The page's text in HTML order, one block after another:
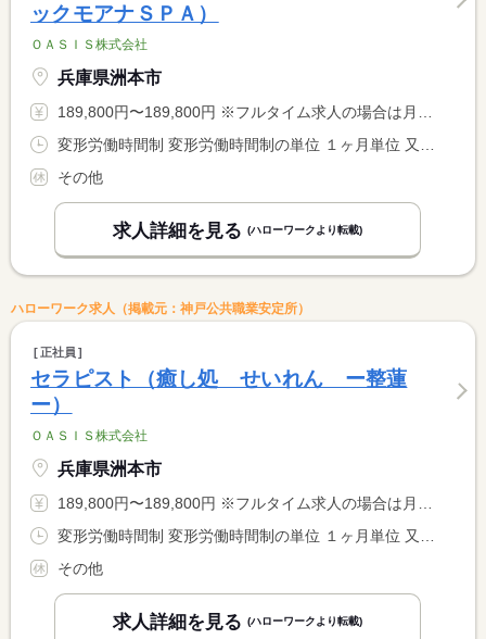
ックモアナＳＰＡ）
ＯＡＳＩＳ株式会社
兵庫県洲本市
189,800円〜189,800円 ※フルタイム求人の場合は月額（換算額）、パート求人の場合は時間額を表示しています。
その他
求人詳細を見る (ハローワークより転載)
ハローワーク求人（掲載元：神戸公共職業安定所）
正社員
セラピスト（癒し処 せいれん ー整蓮
ー）
ＯＡＳＩＳ株式会社
兵庫県洲本市
189,800円〜189,800円 ※フルタイム求人の場合は月額（換算額）、パート求人の場合は時間額を表示しています。
その他
求人詳細を見る (ハローワークより転載)